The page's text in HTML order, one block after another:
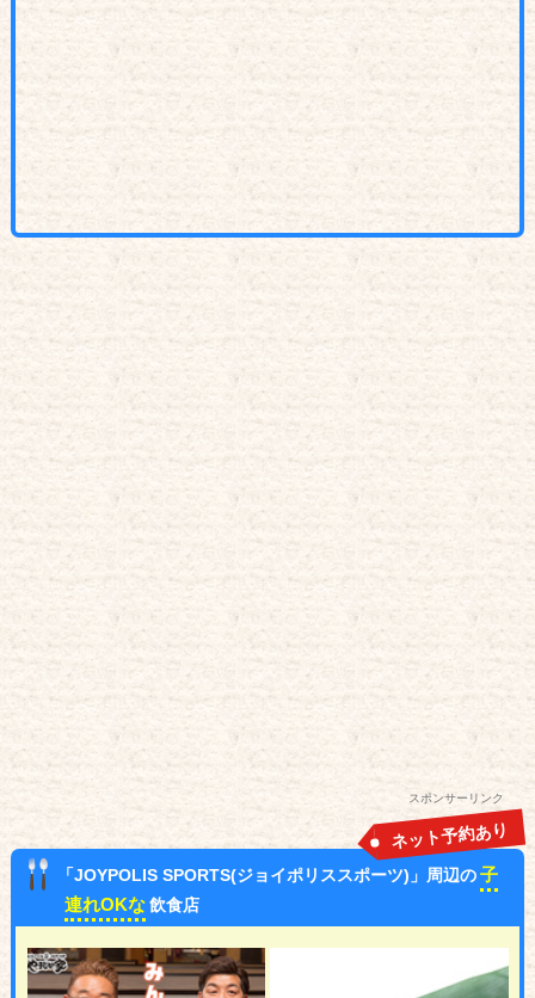
スポンサーリンク
「JOYPOLIS SPORTS(ジョイポリススポーツ)」周辺の子
連れOKな 飲食店
ネット予約あり